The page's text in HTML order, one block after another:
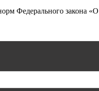
Федерального закона «О